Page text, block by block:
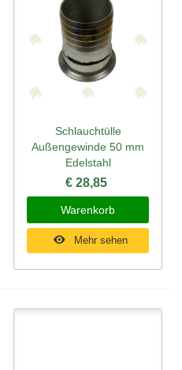
Schlauchtülle
Außengewinde 50 mm
Edelstahl
€ 28,85
Warenkorb
Mehr sehen